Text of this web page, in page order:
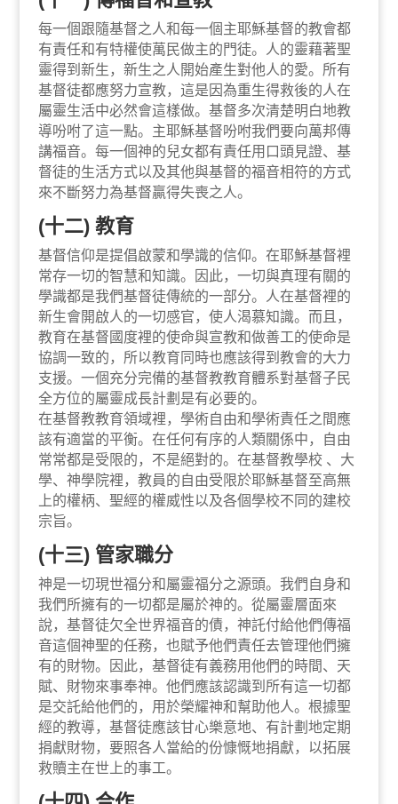
每一個跟隨基督之人和每一個主耶穌基督的教會都
有責任和有特權使萬民做主的門徒。人的靈藉著聖
靈得到新生，新生之人開始產生對他人的愛。所有
基督徒都應努力宣教，這是因為重生得救後的人在
屬靈生活中必然會這樣做。基督多次清楚明白地教
導吩咐了這一點。主耶穌基督吩咐我們要向萬邦傳
講福音。每一個神的兒女都有責任用口頭見證、基
督徒的生活方式以及其他與基督的福音相符的方式
來不斷努力為基督贏得失喪之人。
(十二) 教育
基督信仰是提倡啟蒙和學識的信仰。在耶穌基督裡
常存一切的智慧和知識。因此，一切與真理有關的
學識都是我們基督徒傳統的一部分。人在基督裡的
新生會開啟人的一切感官，使人渴慕知識。而且，
教育在基督國度裡的使命與宣教和做善工的使命是
協調一致的，所以教育同時也應該得到教會的大力
支援。一個充分完備的基督教教育體系對基督子民
全方位的屬靈成長計劃是有必要的。
在基督教教育領域裡，學術自由和學術責任之間應
該有適當的平衡。在任何有序的人類關係中，自由
常常都是受限的，不是絕對的。在基督教學校 、大
學、神學院裡，教員的自由受限於耶穌基督至高無
上的權柄、聖經的權威性以及各個學校不同的建校
宗旨。
(十三) 管家職分
神是一切現世福分和屬靈福分之源頭。我們自身和
我們所擁有的一切都是屬於神的。從屬靈層面來
說，基督徒欠全世界福音的債，神託付給他們傳福
音這個神聖的任務，也賦予他們責任去管理他們擁
有的財物。因此，基督徒有義務用他們的時間、天
賦、財物來事奉神。他們應該認識到所有這一切都
是交託給他們的，用於榮耀神和幫助他人。根據聖
經的教導，基督徒應該甘心樂意地、有計劃地定期
捐獻財物，要照各人當給的份慷慨地捐獻，以拓展
救贖主在世上的事工。